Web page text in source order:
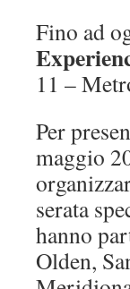
Fino ad
11 –
Per
maggio
serata
hanno
Olden,